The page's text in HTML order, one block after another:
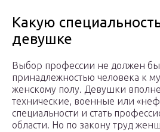
Какую
девушке
Выбор профессии не должен
принадлежностью человека к
женскому полу. Девушки
технические, военные или
специальности и стать
области. Но по закону труд